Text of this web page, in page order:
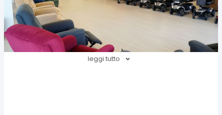
leggi tutto